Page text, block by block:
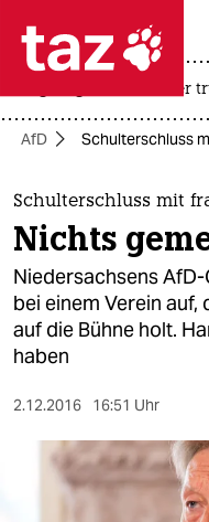
 taz
themen
politik
öko
gesellschaft
kultur
sport
berlin
usa unter
AfD Schulterschluss
Schulterschluss mit
Nichts
Niedersachsens
bei einem Verein
auf die Bühne holt.
haben
2.12.2016 16:51 Uhr